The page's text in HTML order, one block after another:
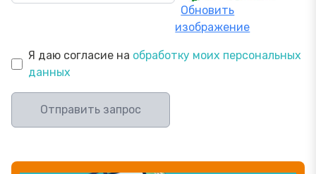
Обновить
изображение
Я даю согласие на обработку моих персональных
данных
Отправить запрос